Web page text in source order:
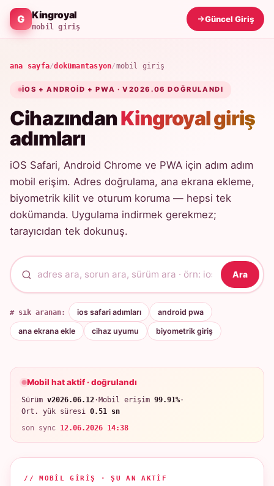
Kingroyal
mobil giriş
Güncel Giriş
ana sayfa/dokümantasyon/mobil giriş
IOS + ANDROID + PWA · V2026.06 DOĞRULANDI
CihazındanKingroyal giriş
adımları
iOS Safari, Android Chrome ve PWA için adım adım
mobil erişim. Adres doğrulama, ana ekrana ekleme,
biyometrik kilit ve oturum koruma — hepsi tek
dokümanda. Uygulama indirmek gerekmez;
tarayıcıdan tek dokunuş.
Ara
# sık aranan: ios safari adımları android pwa
ana ekrana ekle cihaz uyumu biyometrik giriş
Mobil hat aktif · doğrulandı
Sürüm v2026.06.12·Mobil erişim 99.91%·
Ort. yük süresi 0.51 sn
son sync 12.06.2026 14:38
// MOBIL GIRIŞ · ŞU AN AKTIF